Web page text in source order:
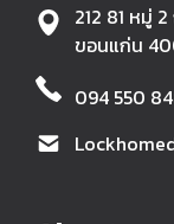
212 81 หมู่
ขอนแก่น
094 550